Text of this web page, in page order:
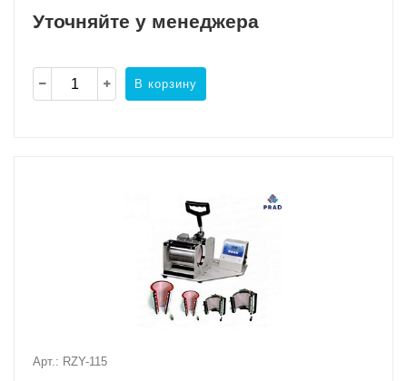
Уточняйте у менеджера
В корзину
Арт.: RZY-115